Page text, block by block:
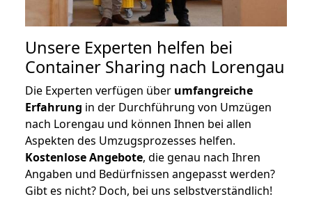
Unsere Experten helfen bei
Container Sharing nach Lorengau
Die Experten verfügen über umfangreiche
Erfahrung in der Durchführung von Umzügen
nach Lorengau und können Ihnen bei allen
Aspekten des Umzugsprozesses helfen.
Kostenlose Angebote, die genau nach Ihren
Angaben und Bedürfnissen angepasst werden?
Gibt es nicht? Doch, bei uns selbstverständlich!